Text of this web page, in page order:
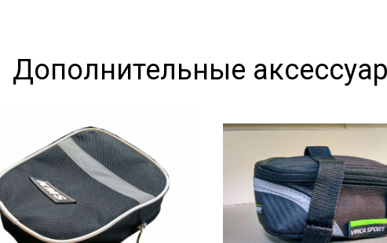
Дополнительные